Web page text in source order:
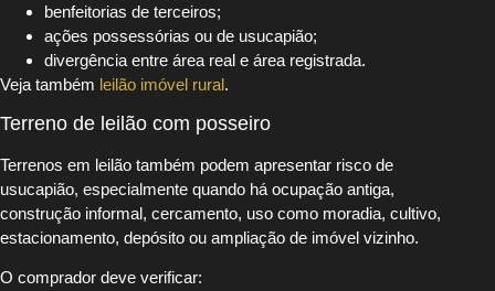
benfeitorias de terceiros;
ações possessórias ou de usucapião;
divergência entre área real e área registrada.
Veja também leilão imóvel rural.
Terreno de leilão com posseiro
Terrenos em leilão também podem apresentar risco de
usucapião, especialmente quando há ocupação antiga,
construção informal, cercamento, uso como moradia, cultivo,
estacionamento, depósito ou ampliação de imóvel vizinho.
O comprador deve verificar: